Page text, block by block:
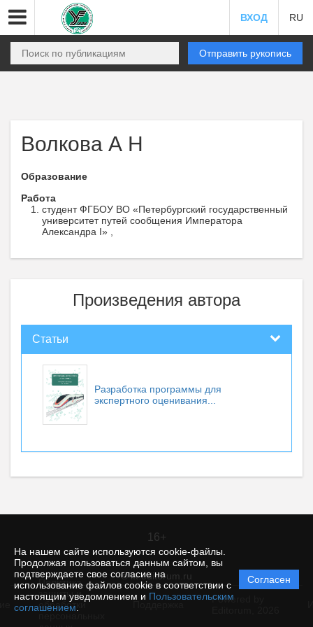
На нашем сайте используются cookie-файлы.
Продолжая пользоваться данным сайтом, вы
подтверждаете свое согласие на
использование файлов cookie в соответствии с
настоящим уведомлением и Пользовательским
соглашением
Согласен
ВХОД RU
Отправить рукопись
Волкова А Н
Образование
Работа
студент ФГБОУ ВО «Петербургский государственный
университет путей сообщения Императора
Александра I» ,
Произведения автора
Статьи
Разработка программы для
экспертного оценивания...
16+
© itt.editorum.ru
Политика
защиты и
обработки
Powered by